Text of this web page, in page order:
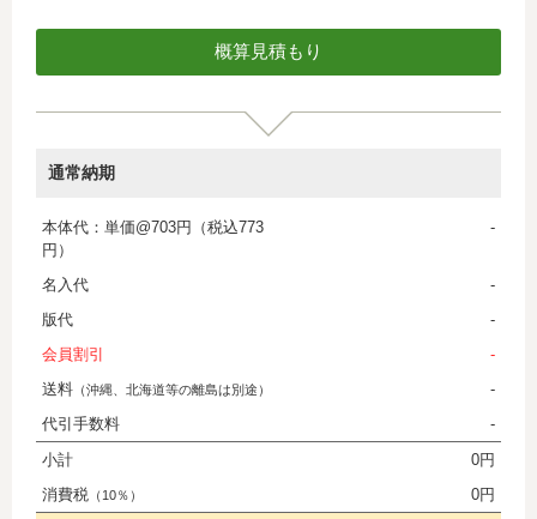
通常納期
本体代：単価@703円（税込773
円）
-
名入代
-
版代
-
会員割引
-
送料 （沖縄、北海道等の離島は別途）
-
代引手数料
-
小計
0円
消費税 （10％） 0円